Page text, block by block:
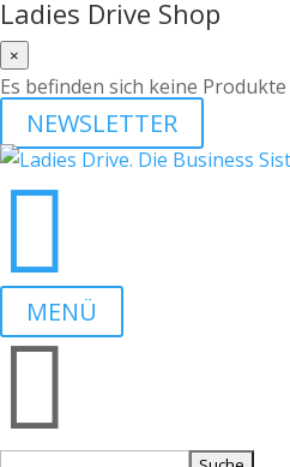
Ladies Drive Shop
×
Es befinden sich keine
NEWSLETTER

MENÜ
